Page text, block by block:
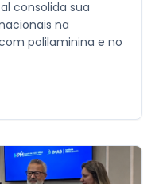
consolida sua
na
polilaminina e no